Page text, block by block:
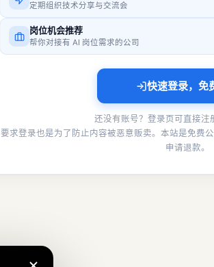
定期组织技术分享与交流会
岗位机会推荐
帮你对接有 AI 岗位需求的公司
快速登录，免
还没有账号？登录页可直接注
要求登录也是为了防止内容被恶意贩卖。本站是免费
申请退款。